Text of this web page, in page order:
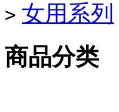
> 女用系列
商品分类